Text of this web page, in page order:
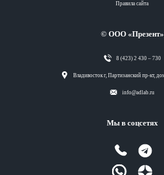
Правила сайта
© ООО «Презент»
8 (423) 2 430 – 730
Владивосток г, Партизанский пр-кт,
info@adlab.ru
Мы в соцсетях